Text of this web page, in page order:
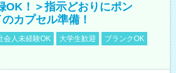
OK！＞指示どおりにポン
カプセル準備！
会人未経験OK 大学生歓迎
ブランクOK